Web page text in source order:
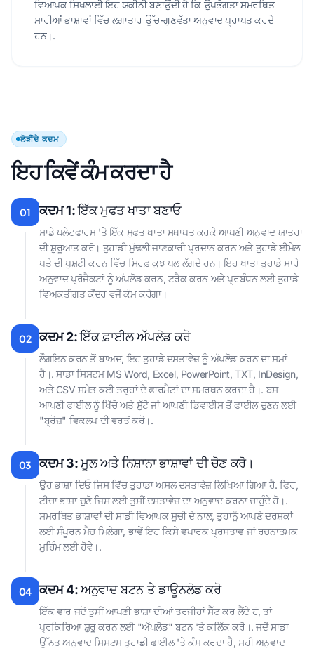
ਵਿਆਪਕ ਸਿਖਲਾਈ ਇਹ ਯਕੀਨੀ ਬਣਾਉਂਦੀ ਹੈ ਕਿ ਉਪਭੋਗਤਾ ਸਮਰਥਿਤ
ਸਾਰੀਆਂ ਭਾਸ਼ਾਵਾਂ ਵਿੱਚ ਲਗਾਤਾਰ ਉੱਚ-ਗੁਣਵੱਤਾ ਅਨੁਵਾਦ ਪ੍ਰਾਪਤ ਕਰਦੇ
ਹਨ।.
ਲੋੜੀਂਦੇ ਕਦਮ
ਇਹ ਕਿਵੇਂ ਕੰਮ ਕਰਦਾ ਹੈ
01 ਕਦਮ 1:ਇੱਕ ਮੁਫਤ ਖਾਤਾ ਬਣਾਓ
ਸਾਡੇ ਪਲੇਟਫਾਰਮ 'ਤੇ ਇੱਕ ਮੁਫਤ ਖਾਤਾ ਸਥਾਪਤ ਕਰਕੇ ਆਪਣੀ ਅਨੁਵਾਦ ਯਾਤਰਾ
ਦੀ ਸ਼ੁਰੂਆਤ ਕਰੋ। ਤੁਹਾਡੀ ਮੁੱਢਲੀ ਜਾਣਕਾਰੀ ਪ੍ਰਦਾਨ ਕਰਨ ਅਤੇ ਤੁਹਾਡੇ ਈਮੇਲ
ਪਤੇ ਦੀ ਪੁਸ਼ਟੀ ਕਰਨ ਵਿੱਚ ਸਿਰਫ਼ ਕੁਝ ਪਲ ਲੱਗਦੇ ਹਨ। ਇਹ ਖਾਤਾ ਤੁਹਾਡੇ ਸਾਰੇ
ਅਨੁਵਾਦ ਪ੍ਰੋਜੈਕਟਾਂ ਨੂੰ ਅੱਪਲੋਡ ਕਰਨ, ਟਰੈਕ ਕਰਨ ਅਤੇ ਪ੍ਰਬੰਧਨ ਲਈ ਤੁਹਾਡੇ
ਵਿਅਕਤੀਗਤ ਕੇਂਦਰ ਵਜੋਂ ਕੰਮ ਕਰੇਗਾ।
02 ਕਦਮ 2:ਇੱਕ ਫ਼ਾਈਲ ਅੱਪਲੋਡ ਕਰੋ
ਲੌਗਇਨ ਕਰਨ ਤੋਂ ਬਾਅਦ, ਇਹ ਤੁਹਾਡੇ ਦਸਤਾਵੇਜ਼ ਨੂੰ ਅੱਪਲੋਡ ਕਰਨ ਦਾ ਸਮਾਂ
ਹੈ।. ਸਾਡਾ ਸਿਸਟਮ MS Word, Excel, PowerPoint, TXT, InDesign,
ਅਤੇ CSV ਸਮੇਤ ਕਈ ਤਰ੍ਹਾਂ ਦੇ ਫਾਰਮੈਟਾਂ ਦਾ ਸਮਰਥਨ ਕਰਦਾ ਹੈ।. ਬਸ
ਆਪਣੀ ਫਾਈਲ ਨੂੰ ਖਿੱਚੋ ਅਤੇ ਸੁੱਟੋ ਜਾਂ ਆਪਣੀ ਡਿਵਾਈਸ ਤੋਂ ਫਾਈਲ ਚੁਣਨ ਲਈ
"ਬ੍ਰੋਜ਼" ਵਿਕਲਪ ਦੀ ਵਰਤੋਂ ਕਰੋ।.
03 ਕਦਮ 3:ਮੂਲ ਅਤੇ ਨਿਸ਼ਾਨਾ ਭਾਸ਼ਾਵਾਂ ਦੀ ਚੋਣ ਕਰੋ।
ਉਹ ਭਾਸ਼ਾ ਦਿਓ ਜਿਸ ਵਿੱਚ ਤੁਹਾਡਾ ਅਸਲ ਦਸਤਾਵੇਜ਼ ਲਿਖਿਆ ਗਿਆ ਹੈ. ਫਿਰ,
ਟੀਚਾ ਭਾਸ਼ਾ ਚੁਣੋ ਜਿਸ ਲਈ ਤੁਸੀਂ ਦਸਤਾਵੇਜ਼ ਦਾ ਅਨੁਵਾਦ ਕਰਨਾ ਚਾਹੁੰਦੇ ਹੋ।.
ਸਮਰਥਿਤ ਭਾਸ਼ਾਵਾਂ ਦੀ ਸਾਡੀ ਵਿਆਪਕ ਸੂਚੀ ਦੇ ਨਾਲ, ਤੁਹਾਨੂੰ ਆਪਣੇ ਦਰਸ਼ਕਾਂ
ਲਈ ਸੰਪੂਰਨ ਮੈਚ ਮਿਲੇਗਾ, ਭਾਵੇਂ ਇਹ ਕਿਸੇ ਵਪਾਰਕ ਪ੍ਰਸਤਾਵ ਜਾਂ ਰਚਨਾਤਮਕ
ਮੁਹਿੰਮ ਲਈ ਹੋਵੇ।.
04 ਕਦਮ 4:ਅਨੁਵਾਦ ਬਟਨ ਤੇ ਡਾਊਨਲੋਡ ਕਰੋ
ਇੱਕ ਵਾਰ ਜਦੋਂ ਤੁਸੀਂ ਆਪਣੀ ਭਾਸ਼ਾ ਦੀਆਂ ਤਰਜੀਹਾਂ ਸੈੱਟ ਕਰ ਲੈਂਦੇ ਹੋ, ਤਾਂ
ਪ੍ਰਕਿਰਿਆ ਸ਼ੁਰੂ ਕਰਨ ਲਈ "ਅੱਪਲੋਡ" ਬਟਨ 'ਤੇ ਕਲਿੱਕ ਕਰੋ।. ਜਦੋਂ ਸਾਡਾ
ਉੱਨਤ ਅਨੁਵਾਦ ਸਿਸਟਮ ਤੁਹਾਡੀ ਫਾਈਲ 'ਤੇ ਕੰਮ ਕਰਦਾ ਹੈ, ਸਹੀ ਅਨੁਵਾਦ